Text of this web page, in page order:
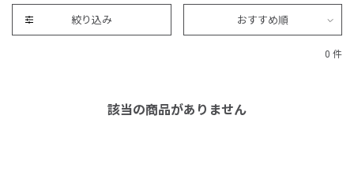
絞り込み おすすめ順
0 件
該当の商品がありません